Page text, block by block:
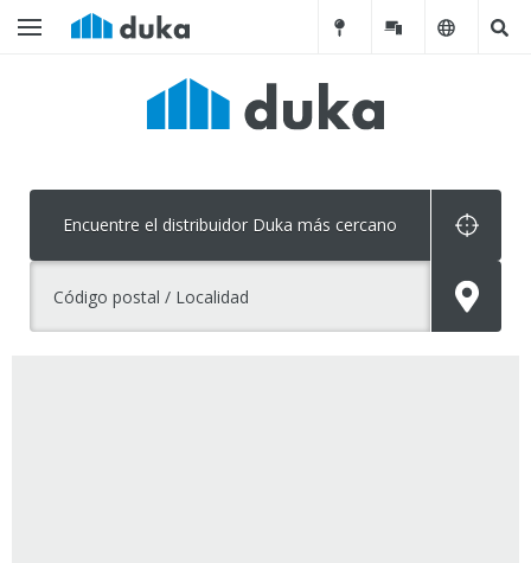
Encuentre el distribuidor Duka más cercano